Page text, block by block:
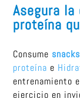
Asegura
proteína
Consume
proteína e
entrenamiento
ejercicio en